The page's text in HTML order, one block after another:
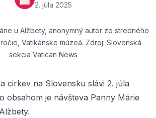
2. júla 2025
u Alžbety, anonymný autor zo stredného
Vatikánske múzeá. Zdroj: Slovenská
sekcia Vatican News
cirkev na Slovensku slávi 2. júla
obsahom je návšteva Panny Márie